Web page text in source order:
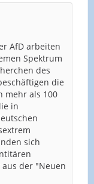
AfD arbeiten
Spektrum
des
die
mehr als 100
in
sich
aus der "Neuen